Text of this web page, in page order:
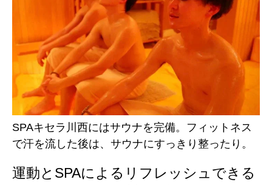
SPAキセラ川西にはサウナを完備。フィットネス
で汗を流した後は、サウナにすっきり整ったり。
運動とSPAによるリフレッシュできる